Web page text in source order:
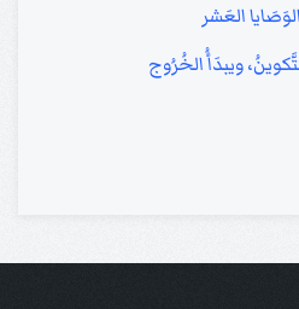
العَشر
ويبدَأُ الخُرُوج